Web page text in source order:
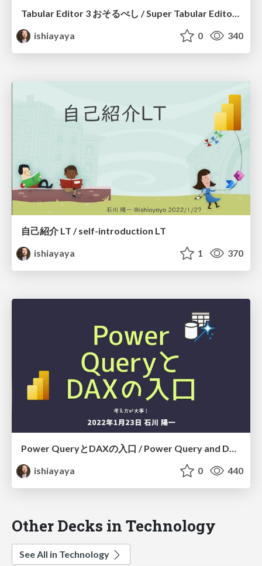
ishiayaya
0 340
自己紹介 LT / self-introduction LT
ishiayaya
1 370
Power QueryとDAXの入口 / Power Query and DAX
ishiayaya
0 440
Other Decks in Technology
See All in Technology